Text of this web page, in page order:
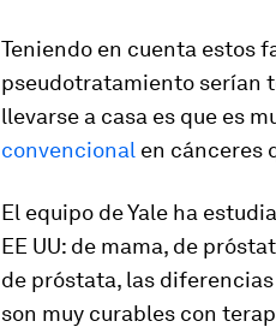
Teniendo en cuenta estos
pseudotratamiento serían
llevarse a casa es que es
convencional en cánceres
El equipo de Yale ha
EE UU: de mama, de
de próstata, las
son muy curables con